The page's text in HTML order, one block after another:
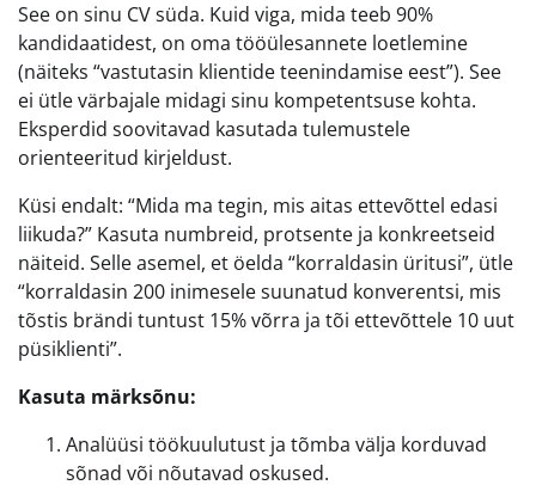
See on sinu CV süda. Kuid viga, mida teeb 90%
kandidaatidest, on oma tööülesannete loetlemine
(näiteks “vastutasin klientide teenindamise eest”). See
ei ütle värbajale midagi sinu kompetentsuse kohta.
Eksperdid soovitavad kasutada tulemustele
orienteeritud kirjeldust.
Küsi endalt: “Mida ma tegin, mis aitas ettevõttel edasi
liikuda?” Kasuta numbreid, protsente ja konkreetseid
näiteid. Selle asemel, et öelda “korraldasin üritusi”, ütle
“korraldasin 200 inimesele suunatud konverentsi, mis
tõstis brändi tuntust 15% võrra ja tõi ettevõttele 10 uut
püsiklienti”.
Kasuta märksõnu:
Analüüsi töökuulutust ja tõmba välja korduvad
sõnad või nõutavad oskused.